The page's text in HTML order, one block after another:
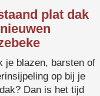
plat dak
je blazen, barsten of
op bij je
Dan is het tijd